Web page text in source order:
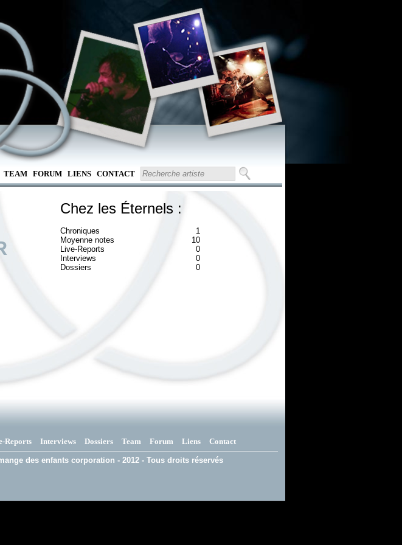
TEAM FORUM LIENS CONTACT
Chez les Éternels :
Chroniques
1
Moyenne notes
10
Live-Reports
0
Interviews
0
Dossiers
0
Reports Interviews Dossiers Team Forum Liens Contact
des enfants corporation - 2012 - Tous droits réservés